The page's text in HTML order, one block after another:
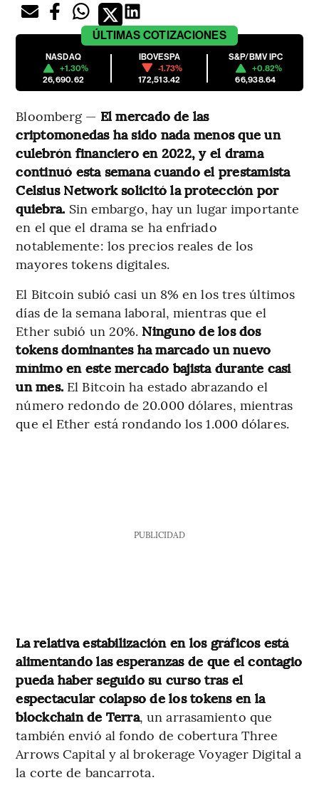
ÚLTIMAS COTIZACIONES
NASDAQ
+1.30%
26,690.62
IBOVESPA
-1.73%
172,513.42
S&P/BMV IPC
+0.82%
66,938.64
Bloomberg — El mercado de las
criptomonedas ha sido nada menos que un
culebrón financiero en 2022, y el drama
continuó esta semana cuando el prestamista
Celsius Network solicitó la protección por
quiebra. Sin embargo, hay un lugar importante
en el que el drama se ha enfriado
notablemente: los precios reales de los
mayores tokens digitales.
El Bitcoin subió casi un 8% en los tres últimos
días de la semana laboral, mientras que el
Ether subió un 20%. Ninguno de los dos
tokens dominantes ha marcado un nuevo
mínimo en este mercado bajista durante casi
un mes. El Bitcoin ha estado abrazando el
número redondo de 20.000 dólares, mientras
que el Ether está rondando los 1.000 dólares.
PUBLICIDAD
La relativa estabilización en los gráficos está
alimentando las esperanzas de que el contagio
pueda haber seguido su curso tras el
espectacular colapso de los tokens en la
blockchain de Terra, un arrasamiento que
también envió al fondo de cobertura Three
Arrows Capital y al brokerage Voyager Digital a
la corte de bancarrota.